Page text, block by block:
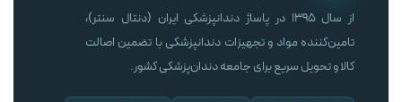
از سال ۱۳۹۵ در پاساژ دندانپزشکی ایران (دنتال سنتر)،
تامین‌کننده مواد و تجهیزات دندانپزشکی با تضمین اصالت
کالا و تحویل سریع برای جامعه دندان‌پزشکی کشور.